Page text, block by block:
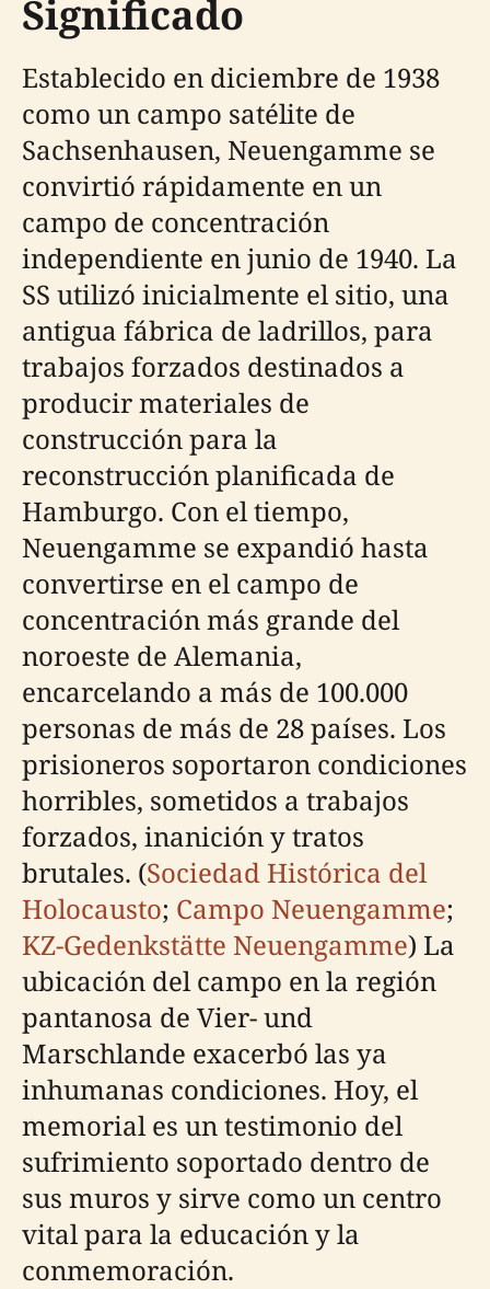
Significado
Establecido en diciembre de 1938
como un campo satélite de
Sachsenhausen, Neuengamme se
convirtió rápidamente en un
campo de concentración
independiente en junio de 1940. La
SS utilizó inicialmente el sitio, una
antigua fábrica de ladrillos, para
trabajos forzados destinados a
producir materiales de
construcción para la
reconstrucción planificada de
Hamburgo. Con el tiempo,
Neuengamme se expandió hasta
convertirse en el campo de
concentración más grande del
noroeste de Alemania,
encarcelando a más de 100.000
personas de más de 28 países. Los
prisioneros soportaron condiciones
horribles, sometidos a trabajos
forzados, inanición y tratos
brutales. (Sociedad Histórica del
Holocausto; Campo Neuengamme;
KZ-Gedenkstätte Neuengamme) La
ubicación del campo en la región
pantanosa de Vier- und
Marschlande exacerbó las ya
inhumanas condiciones. Hoy, el
memorial es un testimonio del
sufrimiento soportado dentro de
sus muros y sirve como un centro
vital para la educación y la
conmemoración.